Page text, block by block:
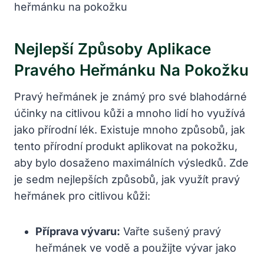
Nejlepší Způsoby Aplikace
Pravého Heřmánku Na Pokožku
Pravý heřmánek je známý pro své blahodárné
účinky na citlivou kůži a mnoho lidí ho využívá
jako přírodní lék. Existuje mnoho způsobů, jak
tento přírodní produkt aplikovat na pokožku,
aby bylo dosaženo maximálních výsledků. Zde
je sedm nejlepších způsobů, jak využít pravý
heřmánek pro citlivou kůži:
Příprava vývaru: Vařte sušený pravý
heřmánek ve vodě a použijte vývar jako